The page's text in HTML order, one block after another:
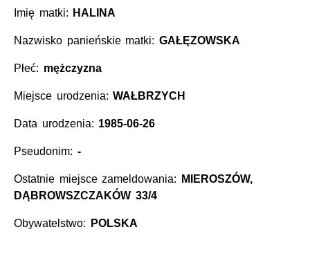
Imię matki: HALINA
Nazwisko panieńskie matki: GAŁĘZOWSKA
Płeć: mężczyzna
Miejsce urodzenia:WAŁBRZYCH
Data urodzenia: 1985-06-26
Pseudonim: -
Ostatnie miejsce zameldowania:
MIEROSZÓW,
DĄBROWSZCZAKÓW 33/4
Obywatelstwo: POLSKA